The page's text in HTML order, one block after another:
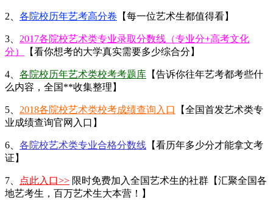
2、 各院校历年艺考高分卷 【每一位艺术生都值得看】
3、 2017各院校艺术类专业录取分数线（专业分+高考文化
分）
【看你想考的大学真实需要多少综合分】
4、 各院校历年艺术类校考考题库 【告诉你往年艺考都考些什
么内容，全国**收集整理】
5、 2018各院校艺术类校考成绩查询入口
【全国首发艺术类专
业成绩查询官网入口】
6、 各院校艺术类专业合格分数线 【看历年多少分才能拿文考
证】
7、 点此入口>> 限时免费加入全国艺术生的社群【汇聚全国各
地艺考生，百万艺术生大本营！】